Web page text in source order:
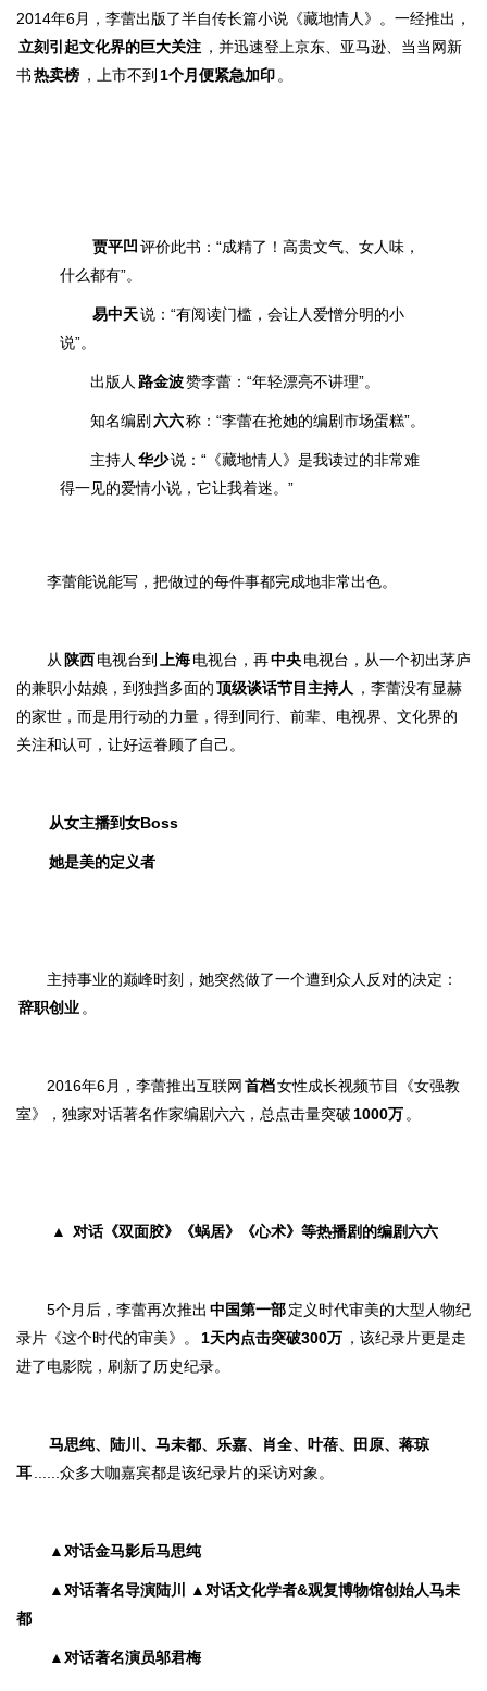
2014年6月，李蕾出版了半自传长篇小说《藏地情人》。一经推出，
立刻引起文化界的巨大关注 ，并迅速登上京东、亚马逊、当当网新
书热卖榜 ，上市不到 1个月便紧急加印 。
贾平凹 评价此书 ：“成精了！高贵文气、女人味，
什么都有”。
易中天说 ：“有阅读门槛，会让人爱憎分明的小
说”。
出版人 路金波赞李蕾：“年轻漂亮不讲理”。
知名编剧 六六称：“李蕾在抢她的编剧市场蛋糕”。
主持人 华少说：“ 《藏地情人》是我读过的非常难
得一见的爱情小说，它让我着迷。”
李蕾能说能写，把做过的每件事都完成地非常出色。
从 陕西电视台到 上海电视台，再中央电视台，从一个初出茅庐
的兼职小姑娘，到独挡多面的顶级谈话节目主持人 ， 李蕾没有显赫
的家世，而是用行动的力量，得到同行、前辈、电视界、文化界的
关注和认可，让好运眷顾了自己。
从女主播到女Boss
她是美的定义者
主持事业的巅峰时刻，她突然做了一个遭到众人反对的决定：
辞职创业 。
2016年6月，李蕾推出互联网首档女性成长视频节目《女强教
室》，独家对话著名作家编剧六六，总点击量突破 1000万 。
▲ 对话《双面胶》《蜗居》《心术》等热播剧的编剧六六
5个月后，李蕾再次推出 中国第一部定义时代审美的大型人物纪
录片《这个时代的审美》。
1天内点击突破300万 ，该纪录片更是走
进了电影院，刷新了历史纪录。
马思纯、 陆川、 马未都、 乐嘉、 肖全、叶蓓、田原、蒋琼
耳
......众多大咖嘉宾都是该纪录片的采访对象。
▲对话金马影后马思纯
▲对话著名导演陆川
▲对话文化学者&观复博物馆创始人马未
都
▲对话著名演员邬君梅